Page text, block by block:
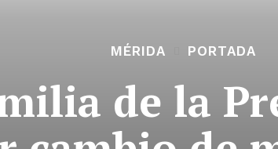
MÉRIDA PORTADA
de la